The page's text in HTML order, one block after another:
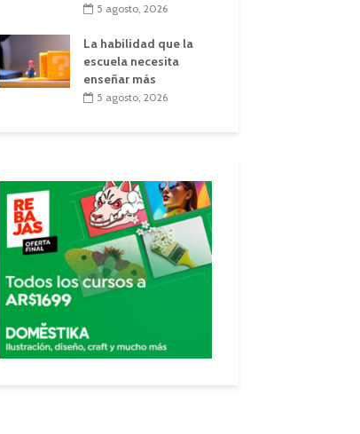
5 agosto, 2026
La habilidad que la
escuela necesita
enseñar más
5 agosto, 2026